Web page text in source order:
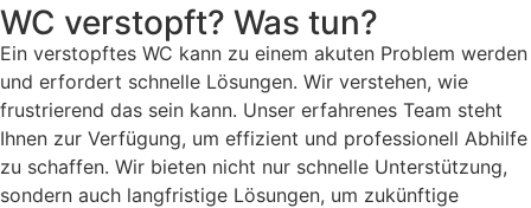
WC verstopft? Was tun?
Ein verstopftes WC kann zu einem akuten Problem werden
und erfordert schnelle Lösungen. Wir verstehen, wie
frustrierend das sein kann. Unser erfahrenes Team steht
Ihnen zur Verfügung, um effizient und professionell Abhilfe
zu schaffen. Wir bieten nicht nur schnelle Unterstützung,
sondern auch langfristige Lösungen, um zukünftige